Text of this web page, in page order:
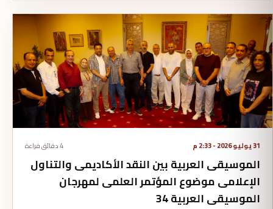
31 يوليو 2026 - 2:33 م 4 دقائق قراءة
الموسيقى العربية بين النقد الأكاديمى والتناول
الإعلامى موضوع المؤتمر العلمى لمهرجان
الموسيقى العربية 34